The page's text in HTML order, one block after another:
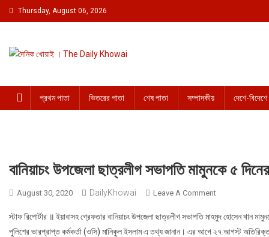
Skip to content
Thursday, August 06, 2026
প্রথম পাতা ভিতরের পাতা শেষ পাতা সম্পাদকীয় দেশে-বিদেশে
বানিয়াচং উপজেলা ছাত্রলীগ সভাপতি মামুনকে ৫
August 30, 2020 DailyKhowai Leave A Comment
স্টাফ রিপোর্টার ॥ ইয়াবাসহ গ্রেফতার বানিয়াচং উপজেলা ছাত্রলীগ সভাপতি মাহমুদ হোসেন খান
পুলিশের ভারপ্রাপ্ত কর্মকর্তা (ওসি) মানিকুল ইসলাম এ তথ্য জানান। এর আগে ২৭ আগস্ট অতিরিক্ত